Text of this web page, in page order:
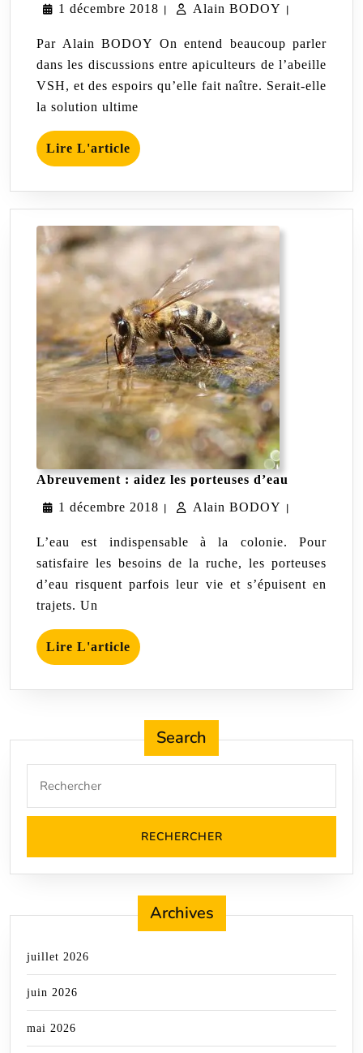
sur
VSH
1 décembre 2018 1| Alain BODOY Alain
|
Par Alain BODOY On entend beaucoup parler
dans les discussions entre apiculteurs de l’abeille
VSH, et des espoirs qu’elle fait naître. Serait-elle
la solution ultime
Lire L'article Lire
L'article
Abreuvement : aidez les porteuses d’eau
les
d’eau
1 décembre 2018 1| Alain BODOY Alain
|
L’eau est indispensable à la colonie. Pour
satisfaire les besoins de la ruche, les porteuses
d’eau risquent parfois leur vie et s’épuisent en
trajets. Un
Lire L'article Lire
L'article
Search
for:
Archives
juillet 2026
juin 2026
mai 2026